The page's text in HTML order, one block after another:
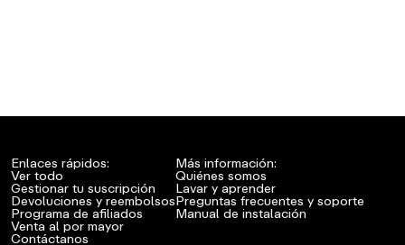
Enlaces rápidos:
Ver todo
Gestionar tu suscripción
Devoluciones y reembolsos
Programa de afiliados
Venta al por mayor
Contáctanos
Más información:
Quiénes somos
Lavar y aprender
Preguntas frecuentes y soporte
Manual de instalación